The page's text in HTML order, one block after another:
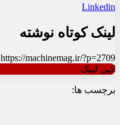
Linkedin
لینک کوتاه نوشته
https://machinemag.ir/?p=2709
کپی لینک
برچسب ها: